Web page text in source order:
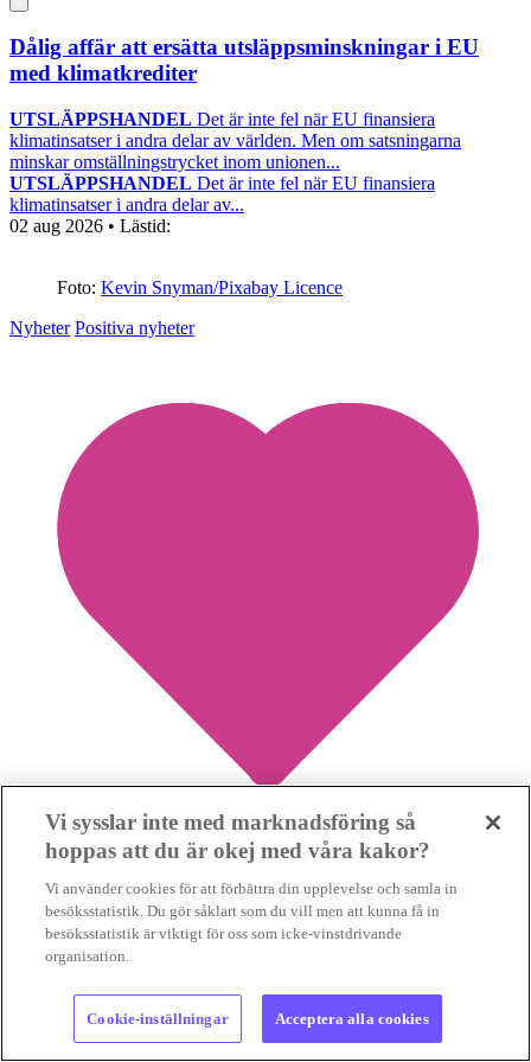
Dålig affär att ersätta utsläppsminskningar i EU
med klimatkrediter
UTSLÄPPSHANDEL Det är inte fel när EU finansiera
klimatinsatser i andra delar av världen. Men om satsningarna
minskar omställningstrycket inom unionen...
UTSLÄPPSHANDEL Det är inte fel när EU finansiera
klimatinsatser i andra delar av...
02 aug 2026 • Lästid:
Foto: Kevin Snyman/Pixabay Licence
Nyheter Positiva nyheter
”Därför stödjer vi klimatdemonstrationen”
RFSU och Clowner utan gränser den stora klimatdemonstrationen?
För att klimatfrågan berör precis...
KLIMATENGAGEMANG
Varför stödjer Sveriges Konsumenter, RFSU och Clowner utan
Vi sysslar inte med marknadsföring så
hoppas att du är okej med våra kakor?
Vi använder cookies för att förbättra din upplevelse och samla in
besöksstatistik. Du gör såklart som du vill men att kunna få in
besöksstatistik är viktigt för oss som icke-vinstdrivande
organisation.
Cookie-inställningar Acceptera alla cookies